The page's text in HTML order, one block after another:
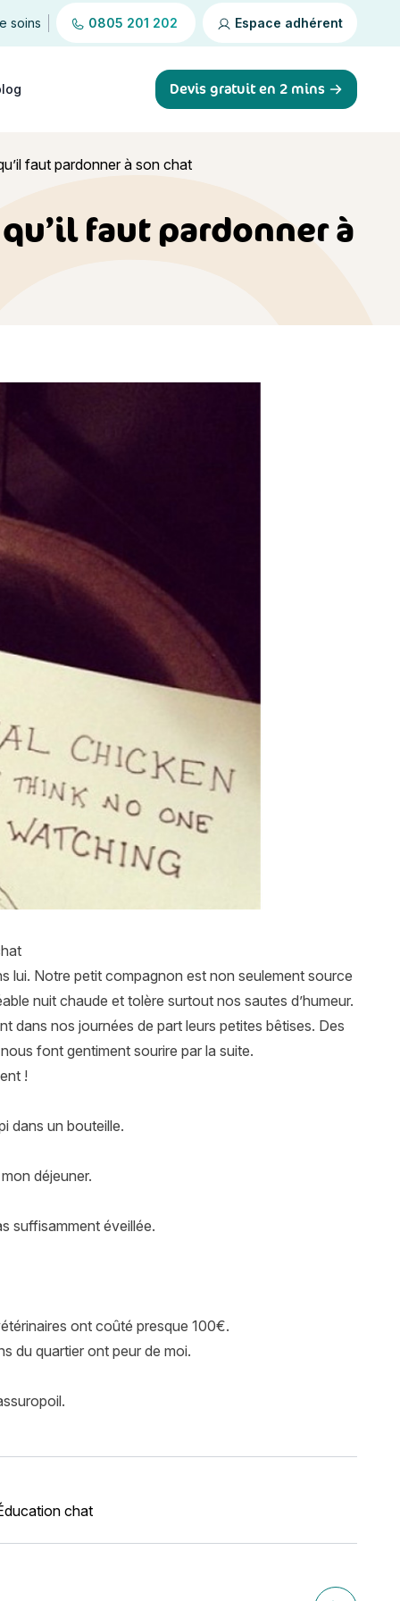
soins 0805 201 202 Espace adhérent
Devis gratuit en 2 mins
faut pardonner à son chat
faut pardonner à
lui. Notre petit compagnon est non seulement source
nuit chaude et tolère surtout nos sautes d’humeur.
dans nos journées de part leurs petites bêtises. Des
font gentiment sourire par la suite.
!
dans un bouteille.
déjeuner.
suffisamment éveillée.
ont coûté presque 100€.
du quartier ont peur de moi.
chat